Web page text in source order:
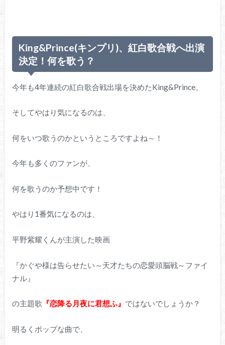
King&Prince(キンプリ)、紅白歌合戦へ出演
決定！何を歌う？
今年も4年連続の紅白歌合戦出場を決めたKing&Prince。
そしてやはり気になるのは、
何をいつ歌うのかというところですよね～！
今年も多くのファンが、
何を歌うのか予想中です！
やはり1番気になるのは、
平野紫耀くんが主演した映画
『かぐや様は告らせたい～天才たちの恋愛頭脳戦～ファイ
ナル』
の主題歌 『恋降る月夜に君想ふ』 ではないでしょうか？
明るくポップな曲で、